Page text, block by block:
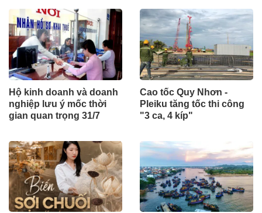
Hộ kinh doanh và doanh
nghiệp lưu ý mốc thời
gian quan trọng 31/7
Cao tốc Quy Nhơn -
Pleiku tăng tốc thi công
"3 ca, 4 kíp"